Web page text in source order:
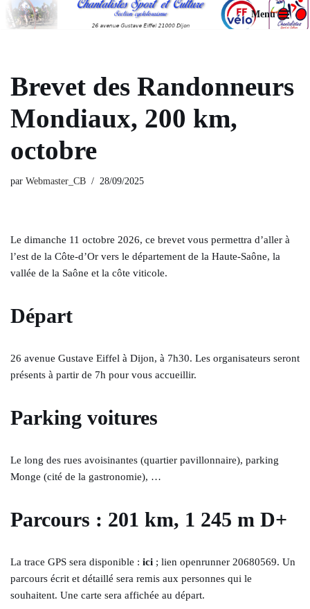
Menu
Brevet des Randonneurs
Mondiaux, 200 km,
octobre
par Webmaster_CB 28/09/2025
Le dimanche 11 octobre 2026, ce brevet vous permettra d’aller à
l’est de la Côte-d’Or vers le département de la Haute-Saône, la
vallée de la Saône et la côte viticole.
Départ
26 avenue Gustave Eiffel à Dijon, à 7h30. Les organisateurs seront
présents à partir de 7h pour vous accueillir.
Parking voitures
Le long des rues avoisinantes (quartier pavillonnaire), parking
Monge (cité de la gastronomie), …
Parcours : 201 km, 1 245 m D+
La trace GPS sera disponible : ici ; lien openrunner 20680569. Un
parcours écrit et détaillé sera remis aux personnes qui le
souhaitent. Une carte sera affichée au départ.